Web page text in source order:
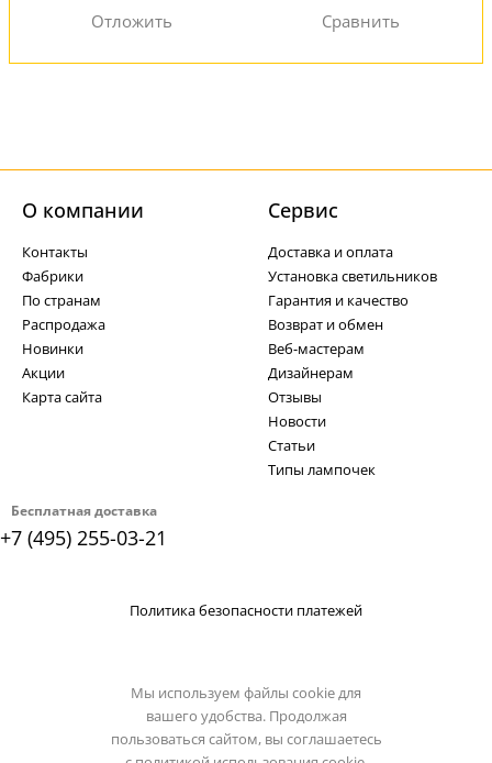
Бесплатная доставка
+7 (495) 255-03-21
О компании
Контакты
Фабрики
По странам
Распродажа
Новинки
Акции
Карта сайта
Cервис
Доставка и оплата
Установка светильников
Гарантия и качество
Возврат и обмен
Веб-мастерам
Дизайнерам
Отзывы
Новости
Статьи
Типы лампочек
Политика безопасности платежей
Мы используем файлы cookie для
вашего удобства. Продолжая
пользоваться сайтом, вы соглашаетесь